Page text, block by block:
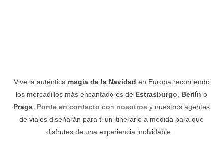
Vive la auténtica magia de la Navidad en Europa recorriendo
los mercadillos más encantadores de Estrasburgo Berlín o
Praga Ponte en contacto con nosotros y nuestros agentes
de viajes diseñarán para ti un itinerario a medida para que
disfrutes de una experiencia inolvidable.